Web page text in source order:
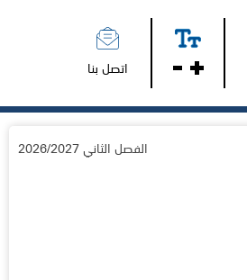
اتصل بنا
الفصل الثاني 2026/2027